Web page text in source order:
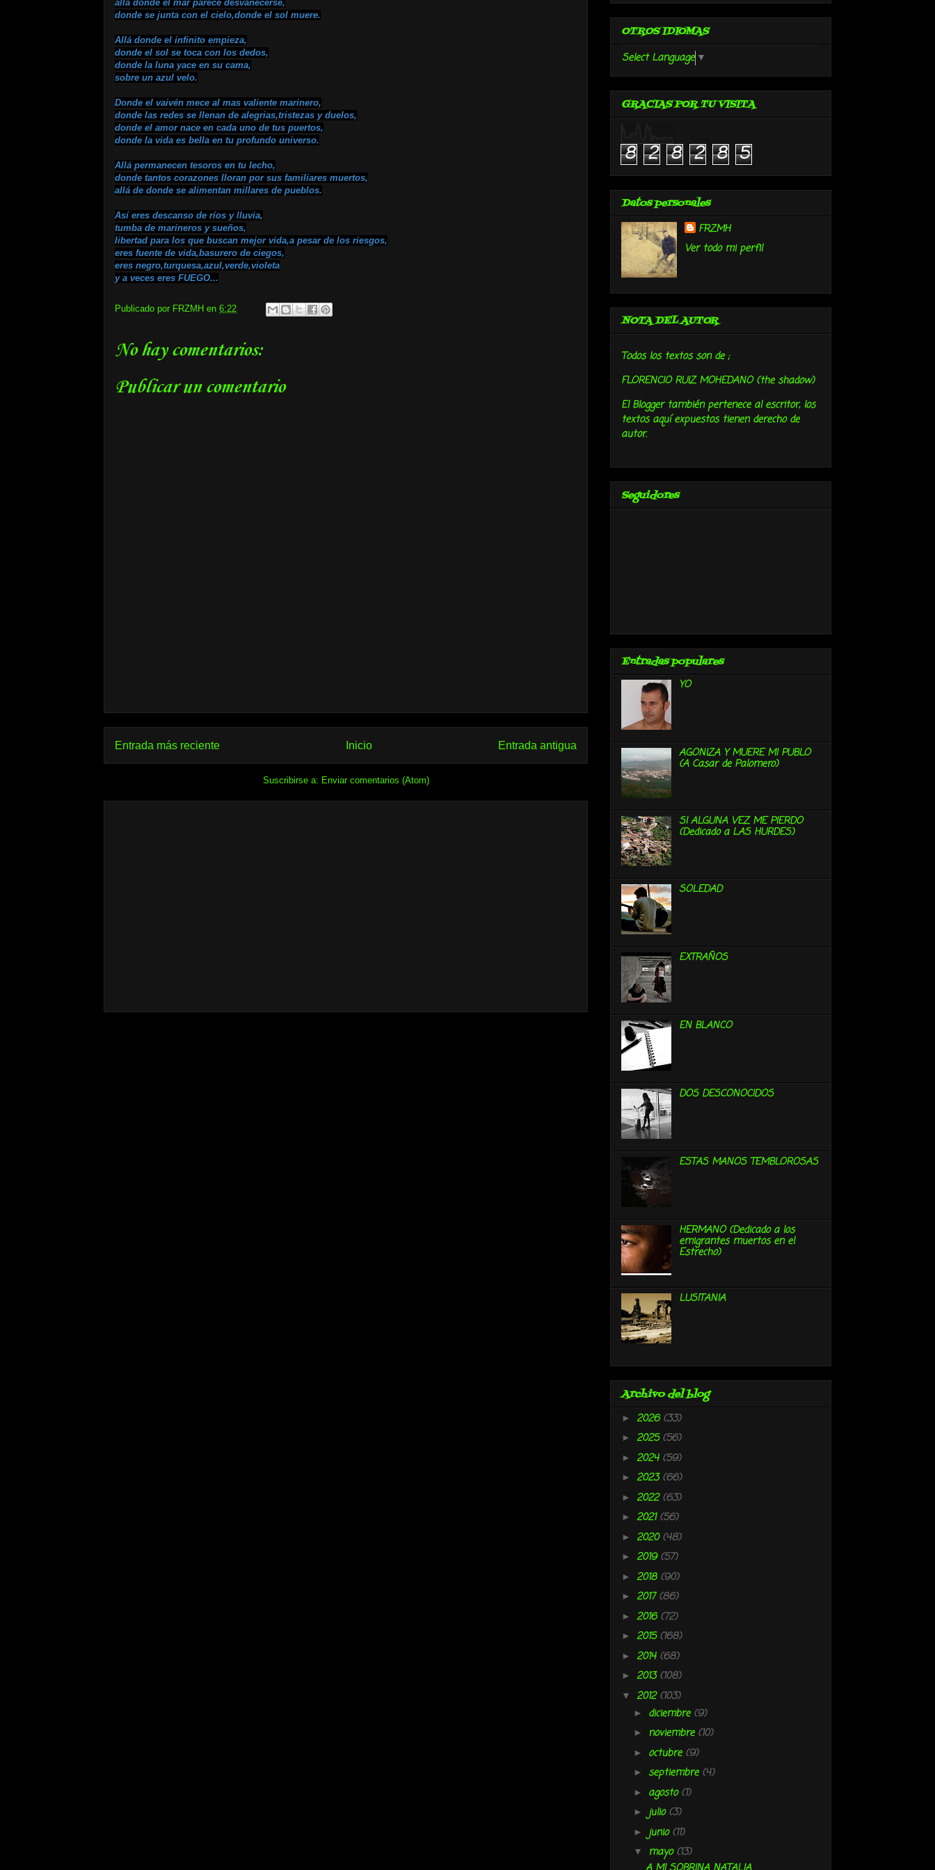
allá donde el mar parece desvanecerse,
donde se junta con el cielo,donde el sol muere.
Allá donde el infinito empieza,
donde el sol se toca con los dedos,
donde la luna yace en su cama,
sobre un azul velo.
Donde el vaivén mece al mas valiente marinero,
donde las redes se llenan de alegrias,tristezas y duelos,
donde el amor nace en cada uno de tus puertos,
donde la vida es bella en tu profundo universo.
Allá permanecen tesoros en tu lecho,
donde tantos corazones lloran por sus familiares muertos,
allá de donde se alimentan millares de pueblos.
Así eres descanso de ríos y lluvia,
tumba de marineros y sueños,
libertad para los que buscan mejor vida,a pesar de los riesgos,
eres fuente de vida,basurero de ciegos,
eres negro,turquesa,azul,verde,violeta
y a veces eres FUEGO...
Publicado por FRZMH en 6:22
No hay comentarios:
Publicar un comentario
Entrada más reciente Entrada antigua
Inicio
Suscribirse a: Enviar comentarios (Atom)
OTROS IDIOMAS
Select Language ▼
GRACIAS POR TU VISITA
8 2 8 2 8 5
Datos personales
FRZMH
Ver todo mi perfil
NOTA DEL AUTOR
Todos los textos son de ;
FLORENCIO RUIZ MOHEDANO (the shadow)
El Blogger también pertenece al escritor, los
textos aquí expuestos tienen derecho de
autor.
Seguidores
Entradas populares
YO
AGONIZA Y MUERE MI PUBLO
(A Casar de Palomero)
SI ALGUNA VEZ ME PIERDO
(Dedicado a LAS HURDES)
SOLEDAD
EXTRAÑOS
EN BLANCO
DOS DESCONOCIDOS
ESTAS MANOS TEMBLOROSAS
HERMANO (Dedicado a los
emigrantes muertos en el
Estrecho)
LUSITANIA
Archivo del blog
► 2026 (33)
► 2025(56)
► 2024 (59)
► 2023(66)
► 2022(63)
► 2021(56)
► 2020(48)
► 2019(57)
► 2018 (90)
► 2017(86)
► 2016 (72)
► 2015(168)
► 2014 (68)
► 2013(108)
▼ 2012(103)
► diciembre (9)
► noviembre (10)
► octubre (9)
► septiembre (4)
► agosto(1)
► julio(3)
► junio(11)
▼ mayo(13)